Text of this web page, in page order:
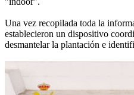
Una vez recopilada toda la
establecieron un dispositivo
desmantelar la plantación e